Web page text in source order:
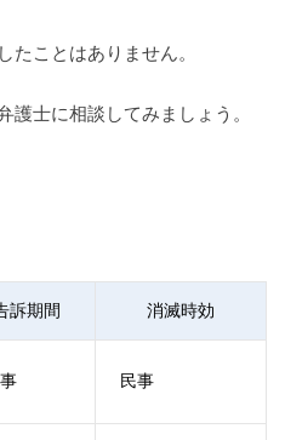
たことはありません。
護士に相談してみましょう。
訴期間 消滅時効
民事